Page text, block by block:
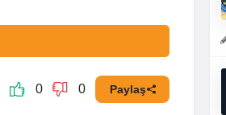
0 0 Paylaş